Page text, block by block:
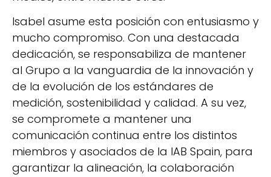
Isabel asume esta posición con entusiasmo y
mucho compromiso. Con una destacada
dedicación, se responsabiliza de mantener
al Grupo a la vanguardia de la innovación y
de la evolución de los estándares de
medición, sostenibilidad y calidad. A su vez,
se compromete a mantener una
comunicación continua entre los distintos
miembros y asociados de la IAB Spain, para
garantizar la alineación, la colaboración